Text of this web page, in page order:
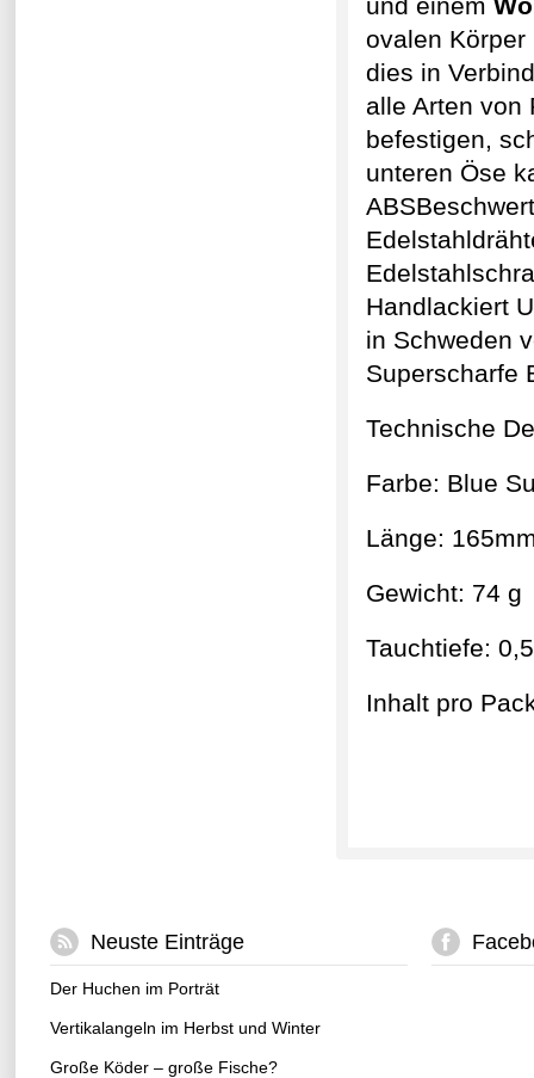
und einem
ovalen
dies in
alle Arten von
befestigen,
unteren Öse
Handlackiert
in Schweden
Superscharfe
Technische
Farbe: Blue
Länge:
Gewicht: 74 g
Tauchtiefe:
Inhalt pro
Neuste Einträge
Der Huchen im Porträt
Vertikalangeln im Herbst und Winter
Große Köder – große Fische?